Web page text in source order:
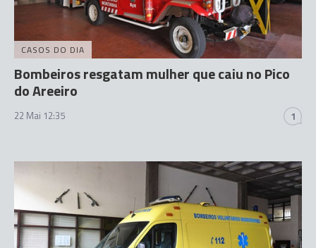
CASOS DO DIA
Bombeiros resgatam mulher que caiu no Pico
do Areeiro
22 Mai 12:35 1